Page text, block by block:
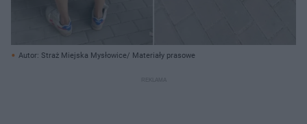
Autor: Straż Miejska Mysłowice/ Materiały prasowe